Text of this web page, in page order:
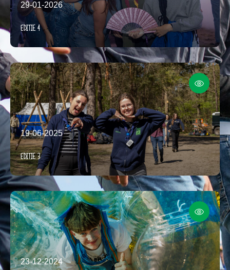
29-01-2026
Editie 4
19-06-2025
Editie 3
23-12-2024